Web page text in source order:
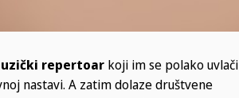
repertoar koji im se polako uvlači
nastavi. A zatim dolaze društvene